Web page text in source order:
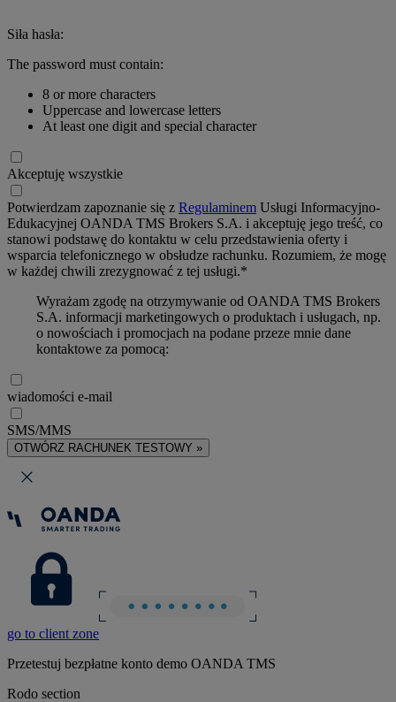
Siła hasła:
The password must contain:
8 or more characters
Uppercase and lowercase letters
At least one digit and special character
Akceptuję wszystkie
Potwierdzam zapoznanie się z Regulaminem Usługi Informacyjno-
Edukacyjnej OANDA TMS Brokers S.A. i akceptuję jego treść, co
stanowi podstawę do kontaktu w celu przedstawienia oferty i
wsparcia telefonicznego w obsłudze rachunku. Rozumiem, że mogę
w każdej chwili zrezygnować z tej usługi.*
Wyrażam zgodę na otrzymywanie od OANDA TMS Brokers
S.A. informacji marketingowych o produktach i usługach, np.
o nowościach i promocjach na podane przeze mnie dane
kontaktowe za pomocą:
wiadomości e-mail
SMS/MMS
OTWÓRZ RACHUNEK TESTOWY »
go to client zone
Przetestuj bezpłatne konto demo OANDA TMS
Rodo section